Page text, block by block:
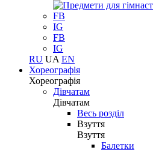
FB
IG
FB
IG
RU UA EN
Хореографія
Хореографія
Дівчатам
Дівчатам
Весь розділ
Взуття
Взуття
Балетки